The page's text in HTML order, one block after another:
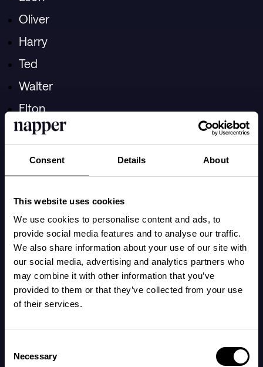
Consent Details About
This website uses cookies
We use cookies to personalise content and ads, to
provide social media features and to analyse our traffic.
We also share information about your use of our site with
our social media, advertising and analytics partners who
may combine it with other information that you’ve
provided to them or that they’ve collected from your use
of their services.
Selection
Necessary
Oliver
Harry
Ted
Walter
Elton
Elliot
Elias
Vincent
Valter
Noel
Matteo
Ebbe
Jack
Ludvig
Tage